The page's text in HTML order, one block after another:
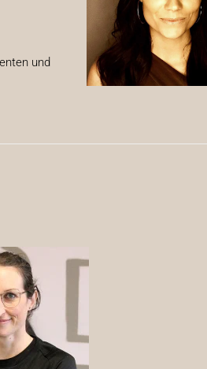
und